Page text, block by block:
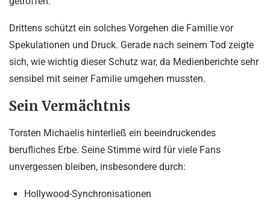
Drittens schützt ein solches Vorgehen die Familie vor
Spekulationen und Druck. Gerade nach seinem Tod zeigte
sich, wie wichtig dieser Schutz war, da Medienberichte sehr
sensibel mit seiner Familie umgehen mussten.
Sein Vermächtnis
Torsten Michaelis hinterließ ein beeindruckendes
berufliches Erbe. Seine Stimme wird für viele Fans
unvergessen bleiben, insbesondere durch:
Hollywood-Synchronisationen